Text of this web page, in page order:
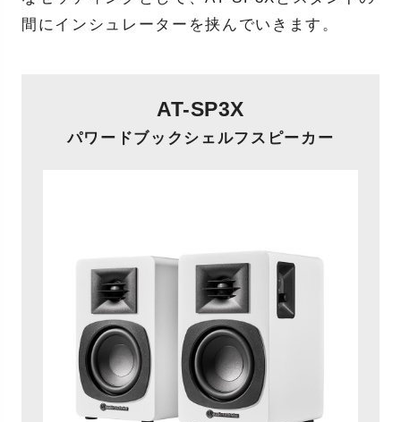
間にインシュレーターを挟んでいきます。
AT-SP3X
パワードブックシェルフスピーカー